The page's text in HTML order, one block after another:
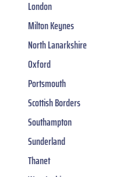
London
Milton Keynes
North Lanarkshire
Oxford
Portsmouth
Scottish Borders
Southampton
Sunderland
Thanet